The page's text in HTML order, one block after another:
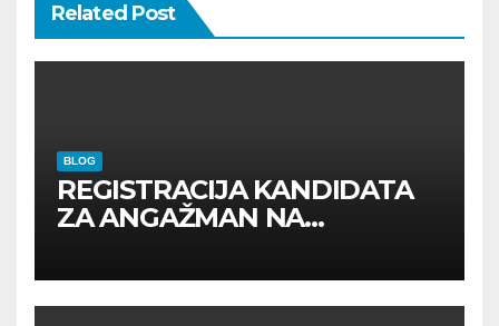
Related Post
BLOG
REGISTRACIJA KANDIDATA
ZA ANGAŽMAN NA